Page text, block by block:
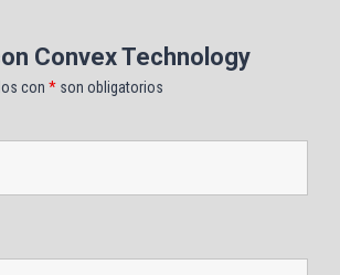
Convex Technology
con * son obligatorios